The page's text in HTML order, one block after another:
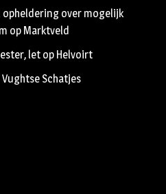
opheldering over mogelijk
op Marktveld
let op Helvoirt
Schatjes